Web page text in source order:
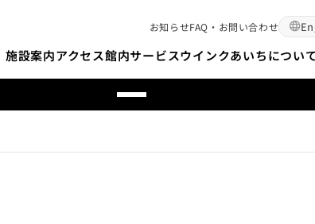
お知らせFAQ・お問い合わせ
施設案内アクセス館内サービスウインクあいちについ